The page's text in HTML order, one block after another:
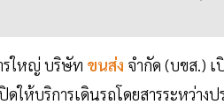
รใหญ่ บริษัท ขนส่ง จำกัด (บขส.) เ
ให้บริการเดินรถโดยสารระหว่า